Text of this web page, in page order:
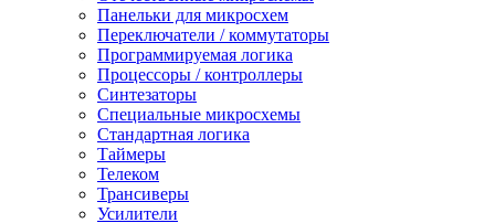
Панельки для микросхем
Переключатели / коммутаторы
Программируемая логика
Процессоры / контроллеры
Синтезаторы
Специальные микросхемы
Стандартная логика
Таймеры
Телеком
Трансиверы
Усилители